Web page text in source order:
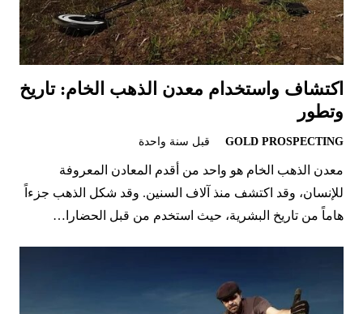
اكتشاف واستخدام معدن الذهب الخام: تاريخ
وتطور
GOLD PROSPECTING قبل سنة واحدة
معدن الذهب الخام هو واحد من أقدم المعادن المعروفة
للإنسان، وقد اكتشف منذ آلاف السنين. وقد شكل الذهب جزءاً
هاماً من تاريخ البشرية، حيث استخدم من قبل الحضارا…